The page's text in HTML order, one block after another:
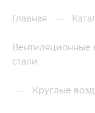
Главная —
Вентиляционные
стали
— Круглые